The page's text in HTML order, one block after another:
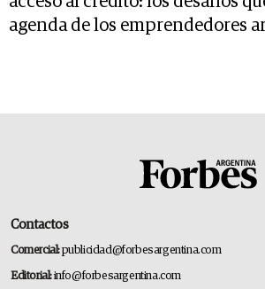
agenda de los emprendedores
Contactos
Comercial:publicidad@forbesargentina.com
Editorial:info@forbesargentina.com